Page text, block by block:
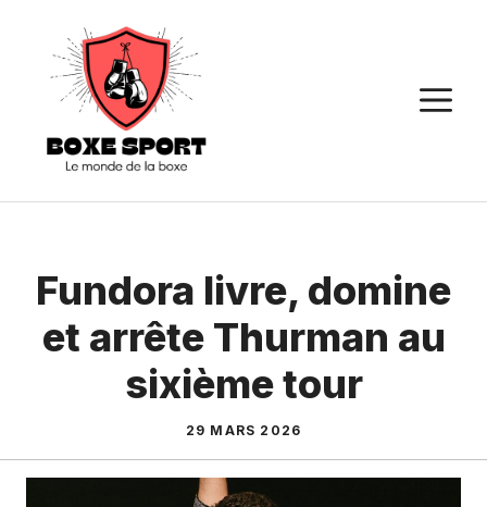
contenu
Fundora livre, domine
et arrête Thurman au
sixième tour
29 MARS 2026